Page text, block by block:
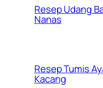
Resep Udang
Nanas
Resep Tumis
Kacang